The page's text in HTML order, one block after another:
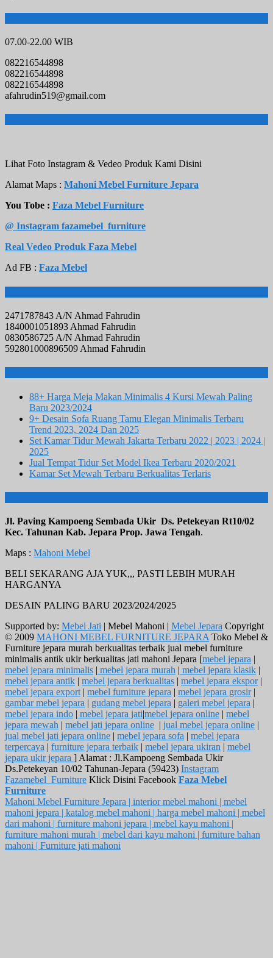
07.00-22.00 WIB
082216544898
082216544898
082216544898
afahrudin519@gmail.com
Lihat Foto Instagram & Vedeo Produk Kami Disini
Alamat Maps : Mahoni Mebel Furniture Jepara
You Tobe : Faza Mebel Furniture
@ Instagram fazamebel_furniture
Real Vedeo Produk Faza Mebel
Ad FB : Faza Mebel
2471787843 A/N Ahmad Fahrudin
1840001051893 Ahmad Fahrudin
0830586725 A/N Ahmad Fahrudin
592801000896509 Ahmad Fahrudin
88+ Harga Meja Makan Minimalis 4 Kursi Mewah Paling
Baru 2023/2024
9+ Desain Sofa Ruang Tamu Elegan Minimalis Terbaru
Trend 2023, 2024 Dan 2025
Set Kamar Tidur Mewah Jakarta Terbaru 2022 | 2023 | 2024 |
2025
Jual Tempat Tidur Set Model Ikea Terbaru 2020/2021
Kamar Set Mewah Terbaru Berkualitas Terlaris
Jl. Paving Kampoeng Sembada Ukir Ds. Petekeyan Rt10/02
Kec. Tahunan Kab. Jepara Prop. Jawa Tengah.
Maps : Mahoni Mebel
BELI SEKARANG AJA YUK,,, PASTI LEBIH MURAH
HARGANYA
DESAIN PALING BARU 2023/2024/2025
Supported by: Mebel Jati | Mebel Mahoni | Mebel Jepara Copyright
© 2009 MAHONI MEBEL FURNITURE JEPARA Toko Mebel &
Furniture jepara murah berkualitas terbaik jual mebel furniture
minimalis antik ukir berkualitas jati mahoni Jepara [mebel jepara |
mebel jepara minimalis | mebel jepara murah | mebel jepara klasik |
mebel jepara antik | mebel jepara berkualitas | mebel jepara ekspor|
mebel jepara export | mebel furniture jepara | mebel jepara grosir|
gambar mebel jepara | gudang mebel jepara | galeri mebel jepara |
mebel jepara indo | mebel jepara jati|mebel jepara online | mebel
jepara mewah | mebel jati jepara online | jual mebel jepara online |
jual mebel jati jepara online | mebel jepara sofa | mebel jepara
terpercaya | furniture jepara terbaik | mebel jepara ukiran | mebel
jepara ukir jepara ] Alamat : Jl.Kampoeng Sembada Ukir
Ds.Petekeyan 10/02 Tahunan-Jepara (59423) Instagram
Fazamebel_Furniture Klick Disini Facebook Faza Mebel
Furniture
Mahoni Mebel Furniture Jepara | interior mebel mahoni | mebel
mahoni jepara | katalog mebel mahoni | harga mebel mahoni | mebel
dari mahoni | furniture mahoni jepara | mebel kayu mahoni |
furniture mahoni murah | mebel dari kayu mahoni | furniture bahan
mahoni | Furniture jati mahoni